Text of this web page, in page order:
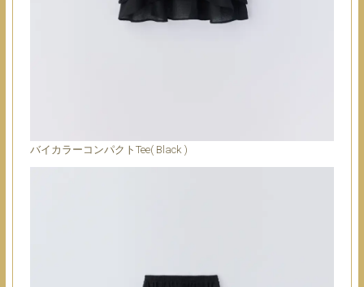
バイカラーコンパクトTee( Black )